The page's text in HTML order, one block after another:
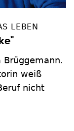
LEBEN
weiß
nicht